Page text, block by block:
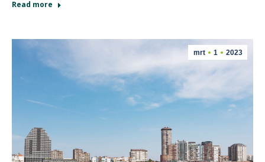
Read more
mrt 1 2023